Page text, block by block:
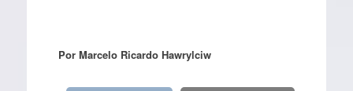
Por Marcelo Ricardo Hawrylciw